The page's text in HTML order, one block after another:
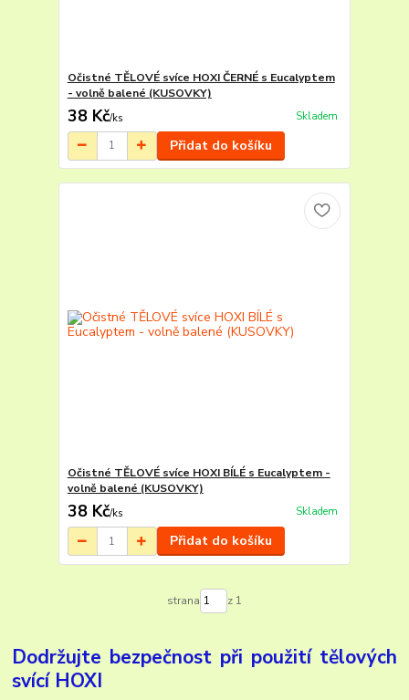
Očistné TĚLOVÉ svíce HOXI ČERNÉ s Eucalyptem
- volně balené (KUSOVKY)
38 Kč/ks Skladem
Přidat do košíku
Očistné TĚLOVÉ svíce HOXI BÍLÉ s Eucalyptem -
volně balené (KUSOVKY)
38 Kč/ks Skladem
Přidat do košíku
strana z 1
Dodržujte bezpečnost při použití tělových
svící HOXI